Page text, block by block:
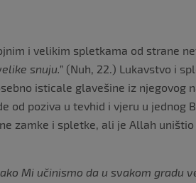
i velikim spletkama od strane
snuju.” (Nuh, 22.) Lukavstvo i
isticale glavešine iz njegovog
od poziva u tevhid i vjeru u jednog
zamke i spletke, ali je Allah
Mi učinismo da u svakom gradu